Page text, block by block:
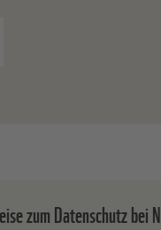
zum Datenschutz